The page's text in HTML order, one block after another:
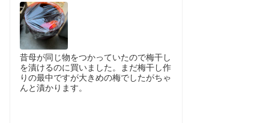
昔母が同じ物をつかっていたので梅干し
を漬けるのに買いました。まだ梅干し作
りの最中ですが大きめの梅でしたがちゃ
んと漬かります。